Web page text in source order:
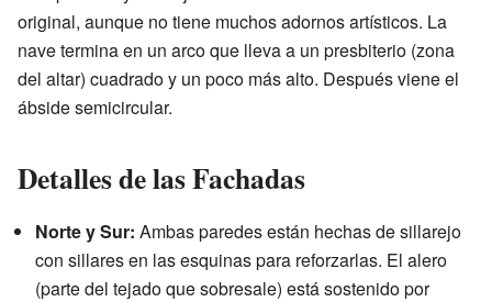
original, aunque no tiene muchos adornos artísticos. La
nave termina en un arco que lleva a un presbiterio (zona
del altar) cuadrado y un poco más alto. Después viene el
ábside semicircular.
Detalles de las Fachadas
Norte y Sur: Ambas paredes están hechas de sillarejo
con sillares en las esquinas para reforzarlas. El alero
(parte del tejado que sobresale) está sostenido por